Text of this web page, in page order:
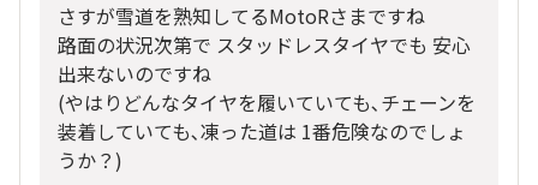
さすが雪道を熟知してるMotoRさまですね
路面の状況次第で スタッドレスタイヤでも 安心
出来ないのですね
(やはりどんなタイヤを履いていても､チェーンを
装着していても､凍った道は 1番危険なのでしょ
うか？)